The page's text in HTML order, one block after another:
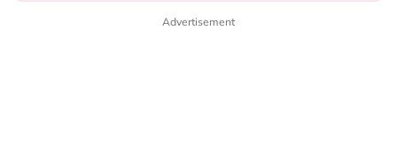
Advertisement